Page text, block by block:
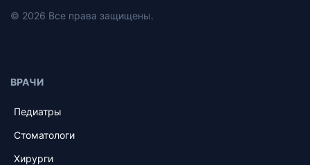
© 2026 Все права защищены.
ВРАЧИ
Педиатры
Стоматологи
Хирурги